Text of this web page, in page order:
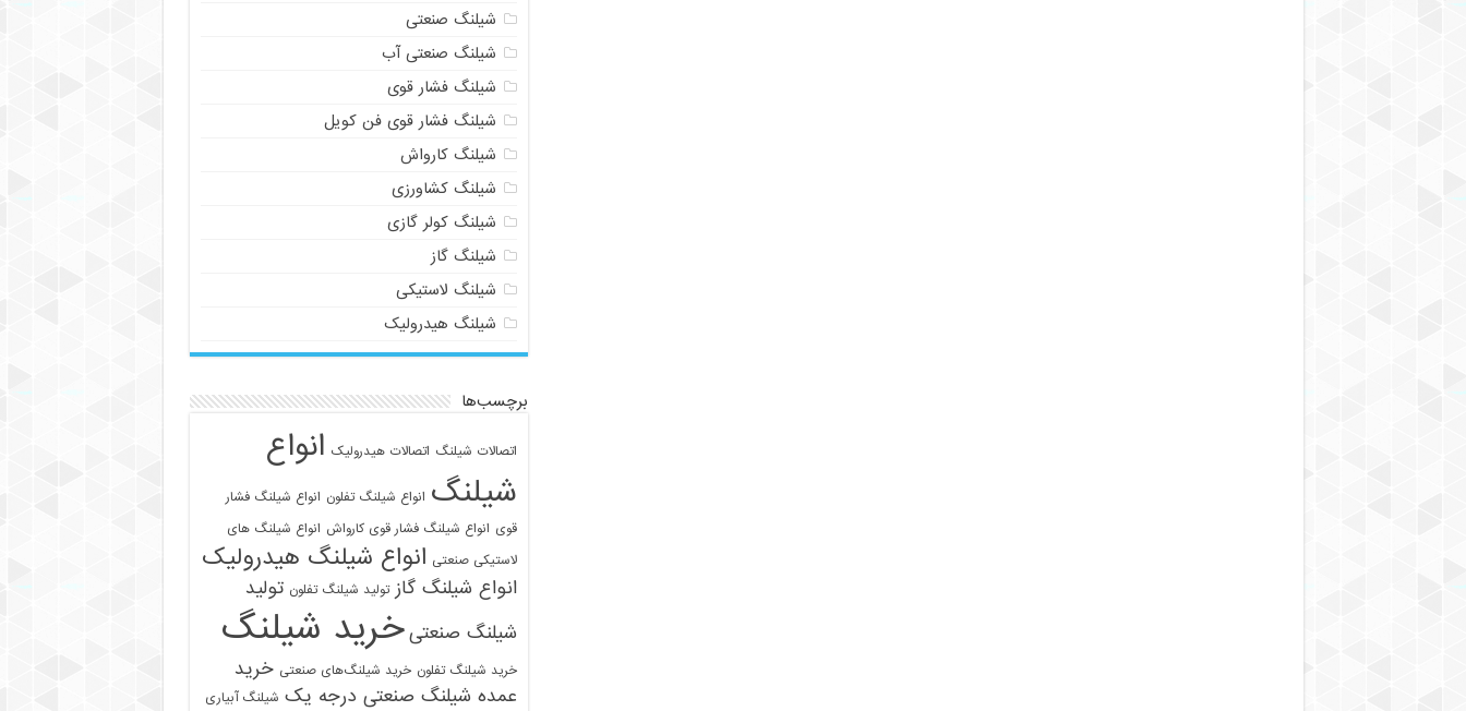
شیلنگ صنعتی
شیلنگ صنعتی آب
شیلنگ فشار قوی
شیلنگ فشار قوی فن کویل
شیلنگ کارواش
شیلنگ کشاورزی
شیلنگ کولر گازی
شیلنگ گاز
شیلنگ لاستیکی
شیلنگ هیدرولیک
برچسب‌ها
اتصالات شیلنگ اتصالات هیدرولیک انواع
شیلنگ انواع شیلنگ تفلون انواع شیلنگ فشار
قوی انواع شیلنگ فشار قوی کارواش انواع شیلنگ های
لاستیکی صنعتی انواع شیلنگ هیدرولیک
انواع شیلنگ گاز تولید شیلنگ تفلون تولید
شیلنگ صنعتی خرید شیلنگ
خرید شیلنگ تفلون خرید شیلنگ‌های صنعتی خرید
عمده شیلنگ صنعتی درجه یک شیلنگ آبیاری